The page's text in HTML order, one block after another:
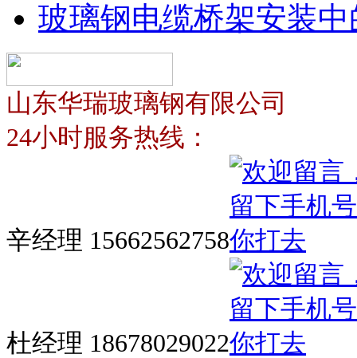
玻璃钢电缆桥架安装
山东华瑞玻璃钢有限公司
24小时服务热线：
辛经理 15662562758
杜经理 18678029022